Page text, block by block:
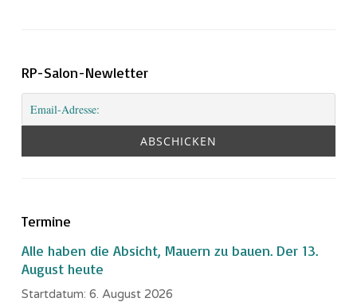
RP-Salon-Newletter
Termine
Alle haben die Absicht, Mauern zu bauen. Der 13.
August heute
Startdatum: 6. August 2026